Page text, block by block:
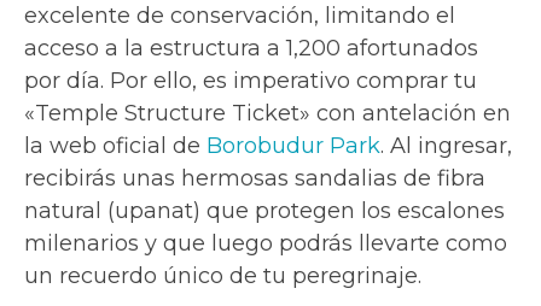
excelente de conservación, limitando el
acceso a la estructura a 1,200 afortunados
por día. Por ello, es imperativo comprar tu
«Temple Structure Ticket» con antelación en
la web oficial de Borobudur Park. Al ingresar,
recibirás unas hermosas sandalias de fibra
natural (upanat) que protegen los escalones
milenarios y que luego podrás llevarte como
un recuerdo único de tu peregrinaje.